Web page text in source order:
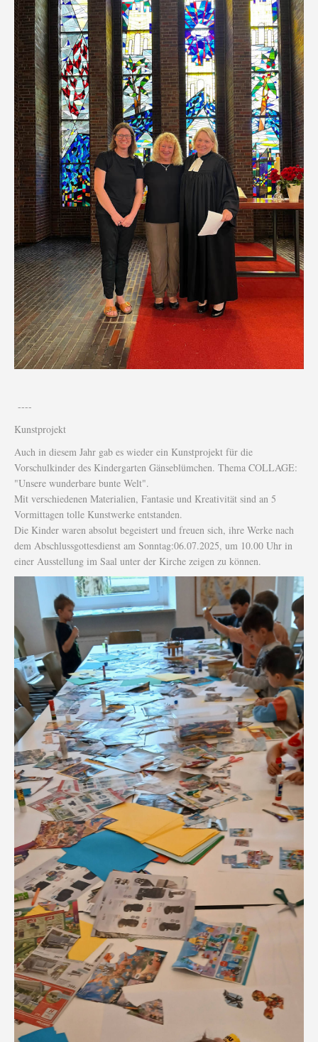
----
Kunstprojekt
Auch in diesem Jahr gab es wieder ein Kunstprojekt für die
Vorschulkinder des Kindergarten Gänseblümchen. Thema COLLAGE:
"Unsere wunderbare bunte Welt".
Mit verschiedenen Materialien, Fantasie und Kreativität sind an 5
Vormittagen tolle Kunstwerke entstanden.
Die Kinder waren absolut begeistert und freuen sich, ihre Werke nach
dem Abschlussgottesdienst am Sonntag:06.07.2025, um 10.00 Uhr in
einer Ausstellung im Saal unter der Kirche zeigen zu können.